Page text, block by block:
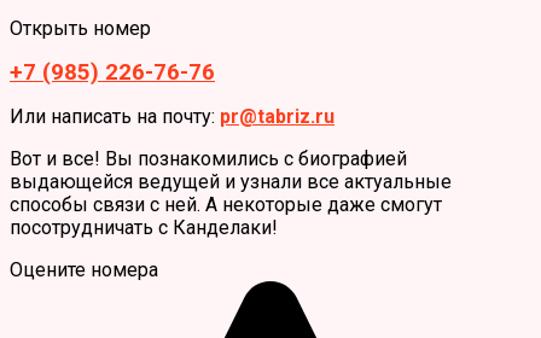
Открыть номер
+7 (985) 226-76-76
Или написать на почту: pr@tabriz.ru
Вот и все! Вы познакомились с биографией
выдающейся ведущей и узнали все актуальные
способы связи с ней. А некоторые даже смогут
посотрудничать с Канделаки!
Оцените номера